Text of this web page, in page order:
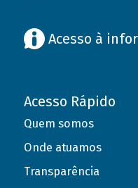
Acesso à
Acesso Rápido
Quem somos
Onde atuamos
Transparência